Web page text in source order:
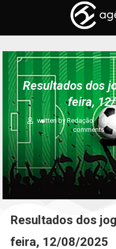
Resultados dos
feira,
written byRedação
comments
Resultados dos
feira, 12/08/2025